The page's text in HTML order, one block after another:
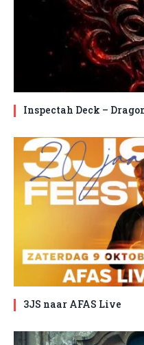
Inspectah Deck –
3JS naar AFAS Live